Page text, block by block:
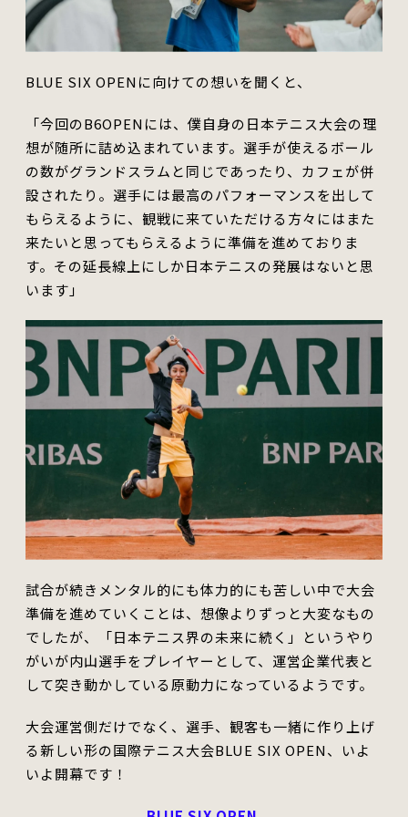
BLUE SIX OPENに向けての想いを聞くと、
「今回のB6OPENには、 僕自身の日本テニス大会の理
想が随所に詰め込まれています。選手が使えるボール
の数がグランドスラム と同じであったり、カフェが併
設されたり 。 選手には最高のパフォーマンスを出して
もらえるように、観戦に来ていただける方々にはまた
来たいと思ってもらえるように準備を進めておりま
す。その延長線上にしか日本テニスの発展はないと思
います」
試合が続きメンタル的にも体力的にも苦しい中で大会
準備を進めていくことは、 想像より ずっと大変なもの
でしたが、
「日本テニス界の未来に続く」というやり
がいが内山選手をプレイヤーとして、運営企業代表と
して突き動かしている原動力になっているようです。
大会運営側だけでなく、選手、観客も一緒に作り上げ
る新しい形の国際テニス大会BLUE SIX OPEN、いよ
いよ開幕です！